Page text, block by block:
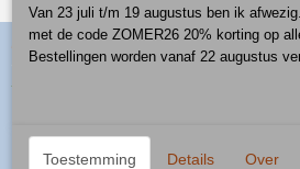
Home >Webshop>Diversen >
- patroon blue eye
Van 23 juli t/m 19 augustus ben ik
met de code ZOMER26 20% korting op
Bestellingen worden vanaf 22 augustus
Toestemming Details Over